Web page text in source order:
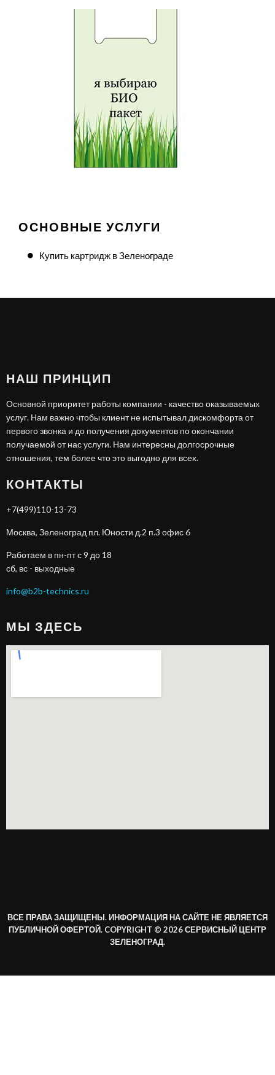
ОСНОВНЫЕ УСЛУГИ
Купить картридж в Зеленограде
НАШ ПРИНЦИП
Основной приоритет работы компании - качество оказываемых
услуг. Нам важно чтобы клиент не испытывал дискомфорта от
первого звонка и до получения документов по окончании
получаемой от нас услуги. Нам интересны долгосрочные
отношения, тем более что это выгодно для всех.
КОНТАКТЫ
+7(499)110-13-73
Москва, Зеленоград пл. Юности д.2 п.3 офис 6
Работаем в пн-пт с 9 до 18
сб, вс - выходные
info@b2b-technics.ru
МЫ ЗДЕСЬ
ВСЕ ПРАВА ЗАЩИЩЕНЫ. ИНФОРМАЦИЯ НА САЙТЕ НЕ ЯВЛЯЕТСЯ
ПУБЛИЧНОЙ ОФЕРТОЙ. COPYRIGHT © 2026 СЕРВИСНЫЙ ЦЕНТР
ЗЕЛЕНОГРАД.